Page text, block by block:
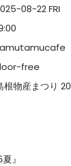
08-22 FRI
free
根物産まつり
』